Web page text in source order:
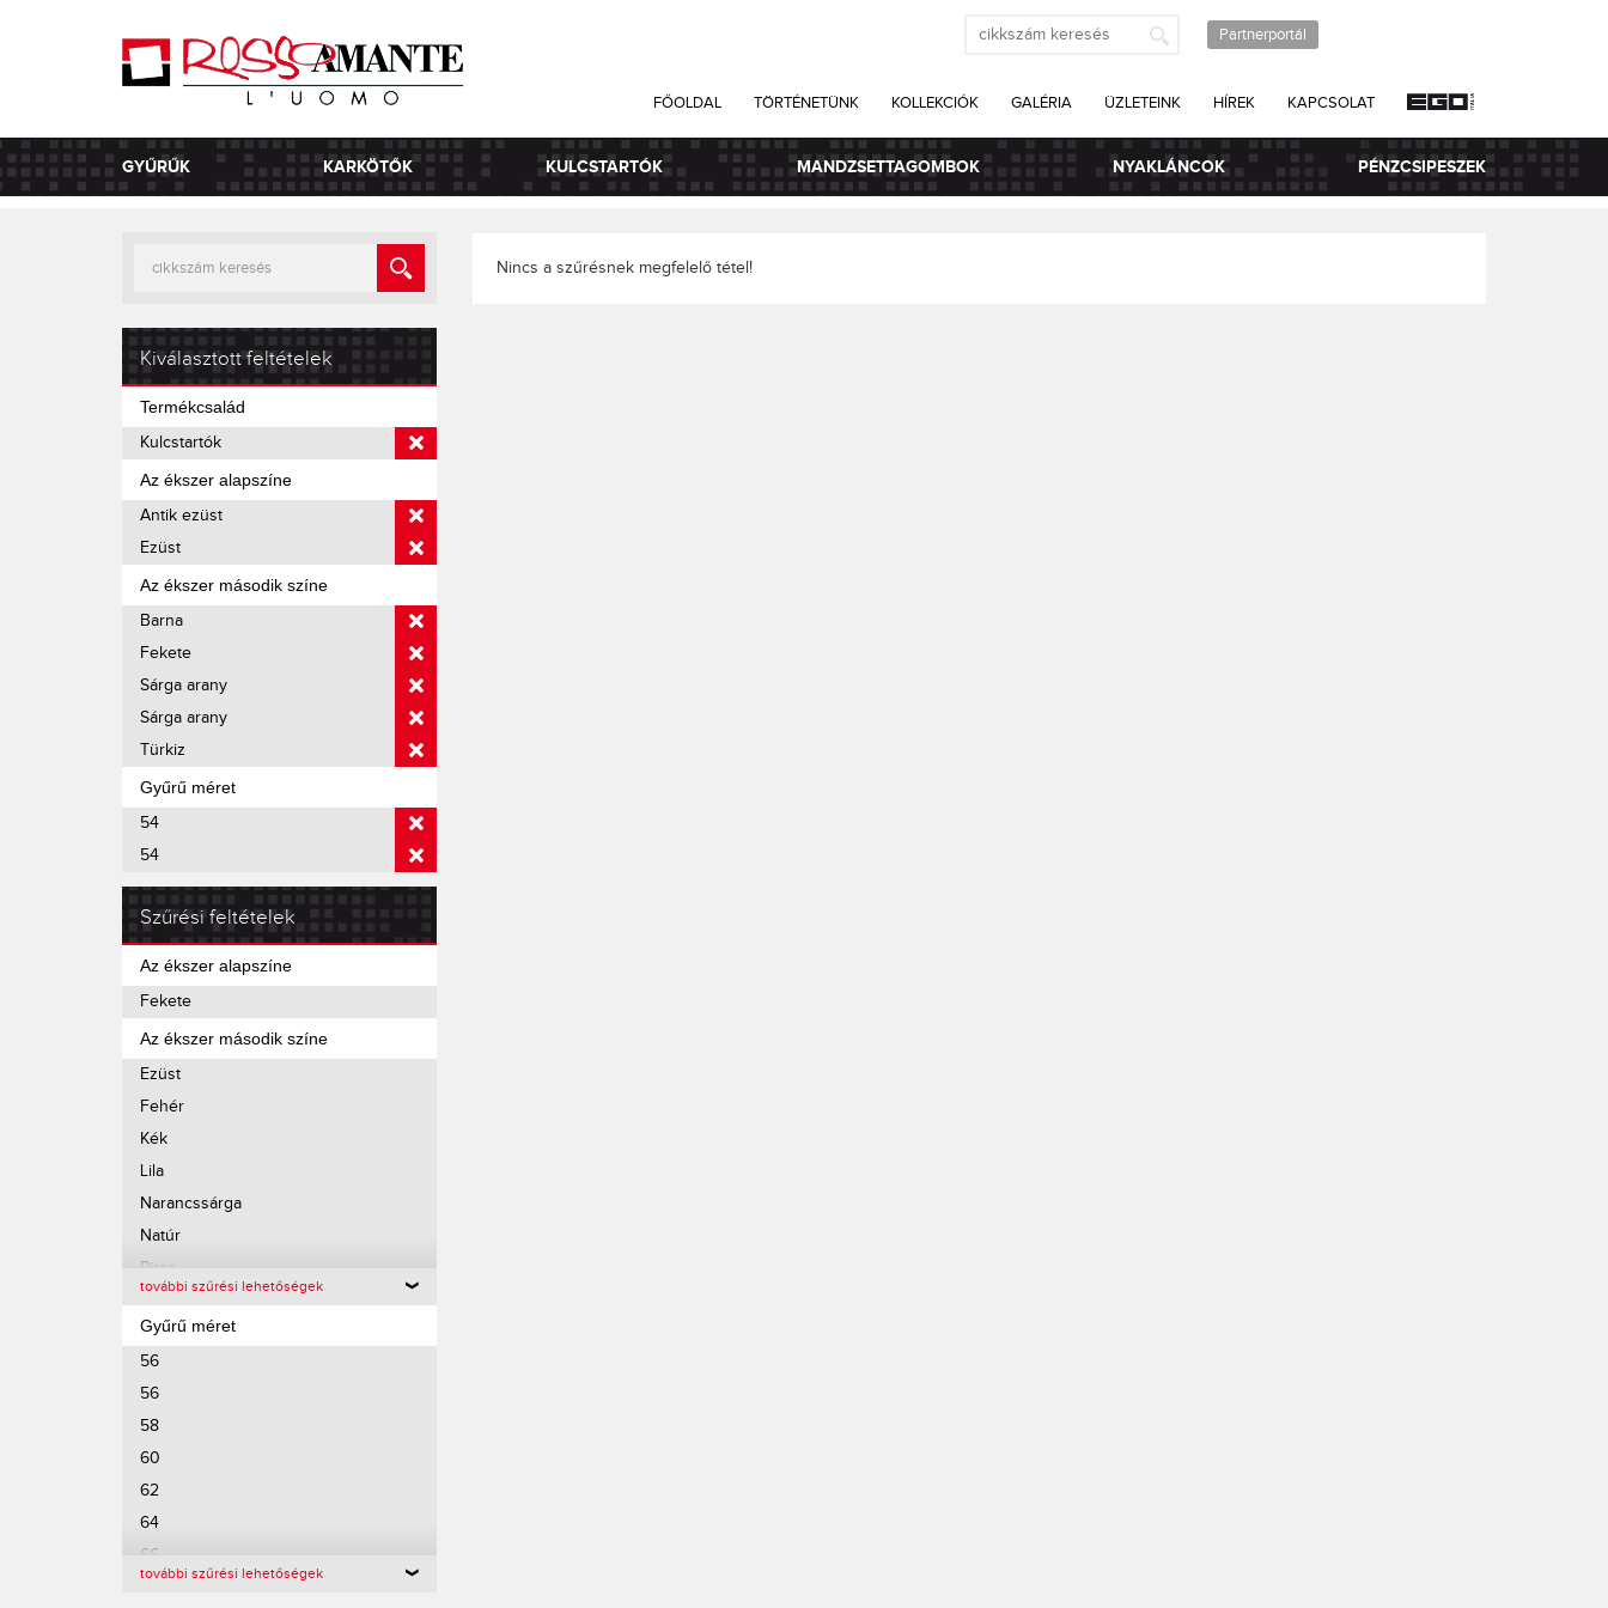
FŐOLDAL TÖRTÉNETÜNK KOLLEKCIÓK GALÉRIA ÜZLETEINK HÍREK KAPCSOLAT
Partnerportál
GYŰRŰK KARKÖTŐK KULCSTARTÓK MANDZSETTAGOMBOK NYAKLÁNCOK PÉNZCSIPESZEK
Kiválasztott feltételek
Termékcsalád
Kulcstartók
Az ékszer alapszíne
Antik ezüst
Ezüst
Az ékszer második színe
Barna
Fekete
Sárga arany
Sárga arany
Türkiz
Gyűrű méret
54
54
Szűrési feltételek
Az ékszer alapszíne
Fekete
Az ékszer második színe
Ezüst
Fehér
Kék
Lila
Narancssárga
Natúr
Piros
Rose arany
Sárga
Sötét kék
Sötét kék
Sötét kék
Szürke
Világos kék
Világos kék
további szűrési lehetőségek
Gyűrű méret
56
56
58
60
62
64
66
további szűrési lehetőségek
Nincs a szűrésnek megfelelő tétel!